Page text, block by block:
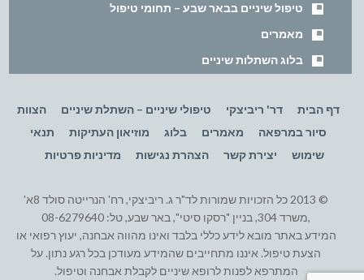
טיפול שיניים בבאר שבע – תחומי טיפול
מאמרים
בלוג השתלות שיניים
דף הבית דר' ריביצקי טיפולי שיניים – השתלת שיניים
הצוות
סיור במרפאה
מאמרים בלוג מוזיאון העתיקות
תנאי
שימוש
יצירת קשר הצהרת נגישות מדיניות פרטיות
© 2013 כל הזכויות שמורות לד"ר ג. ריביצקי, רח' הנרייטה סולד 8א'
,משרד 304, בניין "רסקו סיטי", באר שבע, טל: 08-6279640
המידע באתר מובא לידע כללי בלבד ואינו מהווה אבחנה, יעוץ רפואי או
הצעת טיפול. איננו מתחייבים שהמידע מעודכן בכל רגע נתון. על
המתרפא לפנות לרופא שיניים לקבלת אבחנה וטיפול.